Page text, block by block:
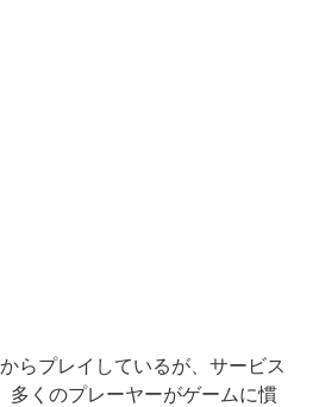
らプレイしているが、サービス
多くのプレーヤーがゲームに慣